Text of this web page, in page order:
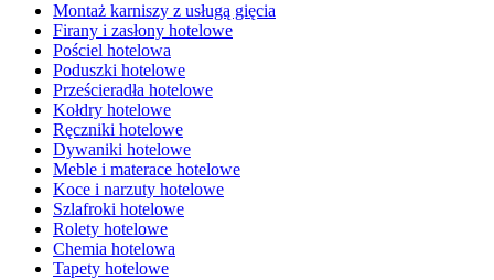
Montaż karniszy z usługą gięcia
Firany i zasłony hotelowe
Pościel hotelowa
Poduszki hotelowe
Prześcieradła hotelowe
Kołdry hotelowe
Ręczniki hotelowe
Dywaniki hotelowe
Meble i materace hotelowe
Koce i narzuty hotelowe
Szlafroki hotelowe
Rolety hotelowe
Chemia hotelowa
Tapety hotelowe